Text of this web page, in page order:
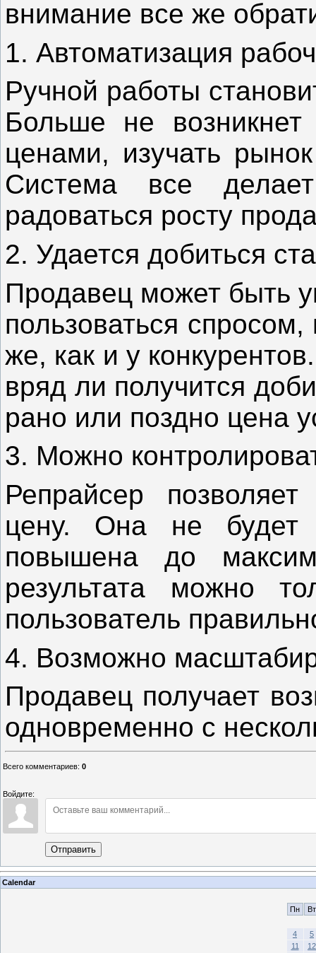
внимание все же
1. Автоматизация
Ручной работы
Больше не возникнет
ценами, изучать
Система все
радоваться росту
2. Удается добиться
Продавец может быть
пользоваться
же, как и у
вряд ли получится
рано или поздно цена
3. Можно
Репрайсер позволяет
цену. Она не
повышена до
результата можно
пользователь
4. Возможно
Продавец получает
одновременно с
Всего комментариев: 0
Войдите:
Отправить
Calendar
Пн Вт
4
5
11
12